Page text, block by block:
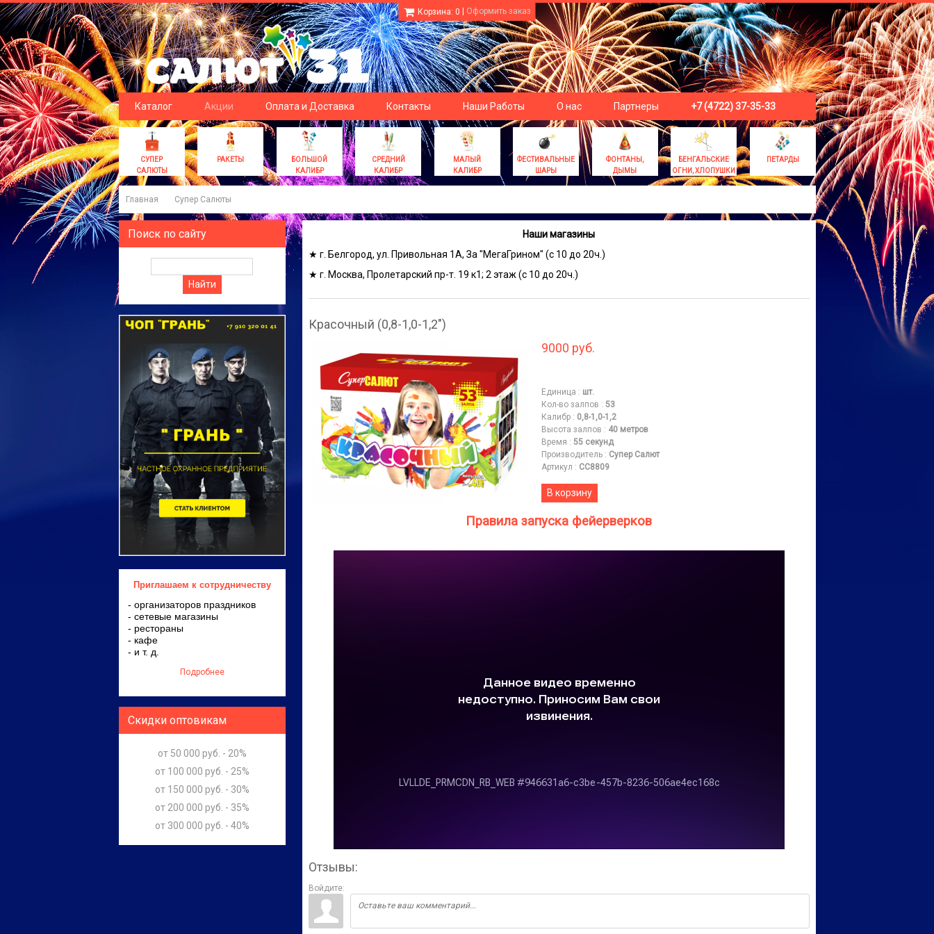
Корзина: 0 Оформить заказ
Каталог Акции Оплата и Доставка Контакты Наши Работы О нас Партнеры +7 (4722) 37-35-33
СУПЕР
САЛЮТЫ
РАКЕТЫ
БОЛЬШОЙ
КАЛИБР
СРЕДНИЙ
КАЛИБР
МАЛЫЙ
КАЛИБР
ФЕСТИВАЛЬНЫЕ
ШАРЫ
ФОНТАНЫ,
ДЫМЫ
БЕНГАЛЬСКИЕ
ОГНИ, ХЛОПУШКИ
ПЕТАРДЫ
Главная Супер Салюты
Наши магазины
★ г. Белгород, ул. Привольная 1А, За "МегаГрином" (с 10 до 20ч.)
★ г. Москва, Пролетарский пр-т. 19 к1; 2 этаж (с 10 до 20ч.)
Красочный (0,8-1,0-1,2")
9000 руб.
Единица : шт.
Кол-во залпов : 53
Калибр: 0,8-1,0-1,2
Высота залпов : 40 метров
Время : 55 секунд
Производитель: Супер Салют
Артикул : СС8809
В корзину
Правила запуска фейерверков
Отзывы:
Войдите:
Поиск по сайту
Приглашаем к сотрудничеству
- организаторов праздников
- сетевые магазины
- рестораны
- кафе
- и т. д.
Подробнее
Скидки оптовикам
от 50 000 руб. - 20%
от 100 000 руб. - 25%
от 150 000 руб. - 30%
от 200 000 руб. - 35%
от 300 000 руб. - 40%